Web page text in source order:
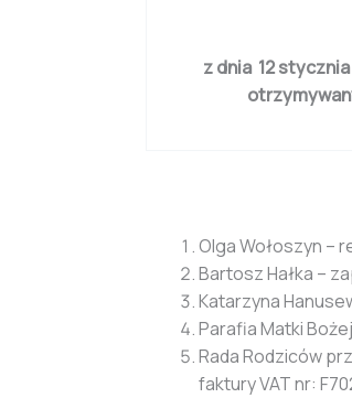
z dnia 12
Olga Wołoszyn –
Bartosz Hałka –
Katarzyna
Parafia Matki
Rada Rodziców
faktury VAT nr: